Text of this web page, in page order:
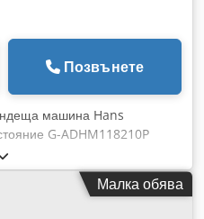
Позвънете
машина Hans
G-ADHM118210P
на двигателя: 2,8 kW
3 Диаметър на вала: 75
Дължина на поддържащата
Малка обява